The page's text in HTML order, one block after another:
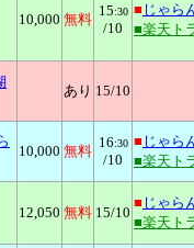
10,000 無料
15:30
/10
■ じゃら
■楽天ト
あり 15/10
10,000 無料
16:30
/10
■ じゃら
■楽天ト
12,050 無料 15/10
■ じゃら
■楽天ト